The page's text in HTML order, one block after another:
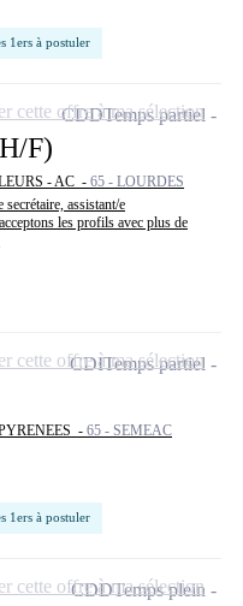
1ers à postuler
F)
- AC - 65 - LOURDES
assistant/e
les profils avec plus de
CDDTemps partiel
cette offre à ma sélection
- 65 - SEMEAC
1ers à postuler
CDITemps partiel
cette offre à ma sélection
CDDTemps plein
cette offre à ma sélection